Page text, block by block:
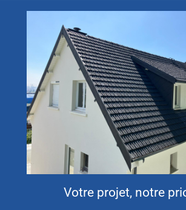
Votre projet, notre